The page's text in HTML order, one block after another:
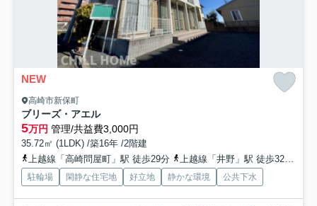
NEW
高崎市新保町
ブリーズ・アエル
5万円 管理/共益費3,000円
35.72㎡ (1LDK) /築16年 /2階建
上越線「高崎問屋町」駅 徒歩29分
上越線「井野」駅 徒歩32分
駐輪場 閑静な住宅地 好立地 静かな環境 公共下水